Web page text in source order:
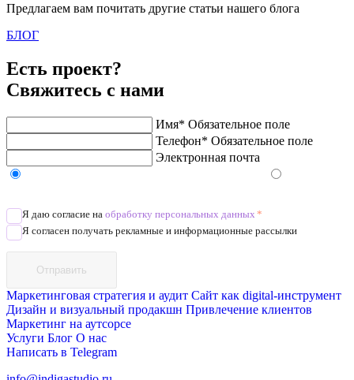
Предлагаем вам почитать другие статьи нашего блога
БЛОГ
Есть проект?
Свяжитесь с нами
Имя* Обязательное поле
Телефон* Обязательное поле
Электронная почта
Я даю согласие на обработку персональных данных *
Я согласен получать рекламные и информационные рассылки
Отправить
Маркетинговая стратегия и аудит Сайт как digital-инструмент
Дизайн и визуальный продакшн Привлечение клиентов
Маркетинг на аутсорсе
Услуги Блог О нас
Написать в Telegram